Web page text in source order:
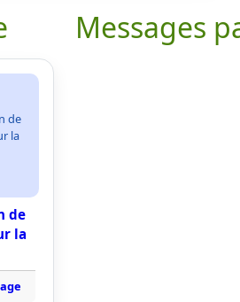
de
la
de
la
Messages